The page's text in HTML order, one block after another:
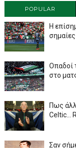
POPULAR
Η
Οπαδοί
στο
Πως
Celtic...
Σαν